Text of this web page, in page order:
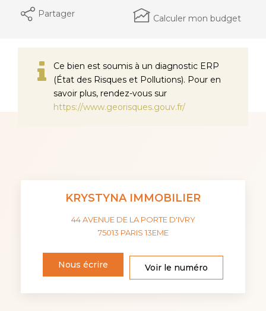
Partager Calculer mon budget
Ce bien est soumis à un diagnostic ERP
(État des Risques et Pollutions). Pour en
savoir plus, rendez-vous sur
https://www.georisques.gouv.fr/
KRYSTYNA IMMOBILIER
44 AVENUE DE LA PORTE D'IVRY
75013 PARIS 13EME
Nous écrire Voir le numéro